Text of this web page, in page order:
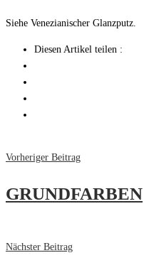
Siehe Venezianischer Glanzputz.
Diesen Artikel teilen :
Vorheriger Beitrag
GRUNDFARBEN
Nächster Beitrag